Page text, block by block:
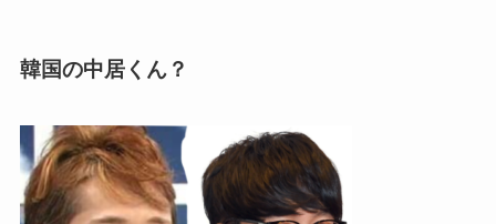
韓国の中居くん？